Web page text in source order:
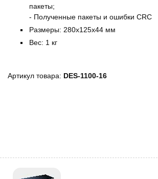
пакеты;
- Полученные пакеты и ошибки CRC
Размеры: 280х125х44 мм
Вес: 1 кг
Артикул товара: DES-1100-16